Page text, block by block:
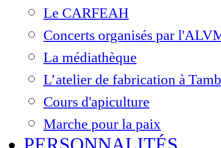
Le CARFEAH
Concerts organisés par
La médiathèque
L’atelier de fabrication à
Cours d'apiculture
Marche pour la paix